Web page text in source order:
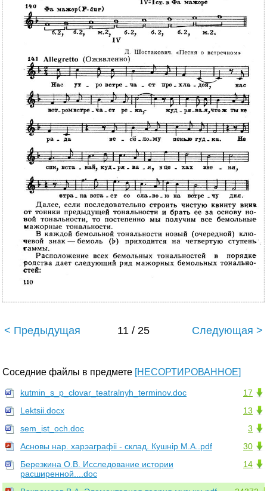
< Предыдущая 11 / 25 Следующая >
Соседние файлы в предмете [НЕСОРТИРОВАННОЕ]
17
kutmin_s_p_clovar_teatralnyh_terminov.doc
13
Lektsii.docx
3
sem_ist_och.doc
30
Асновы нар. харэаграфіі - склад. Кушнір М.А..pdf
14
Березкина О.В. Исследование истории
расширенной....doc